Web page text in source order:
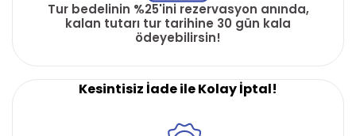
Tur bedelinin %25'ini rezervasyon anında,
kalan tutarı tur tarihine 30 gün kala
ödeyebilirsin!
Kesintisiz İade ile Kolay İptal!